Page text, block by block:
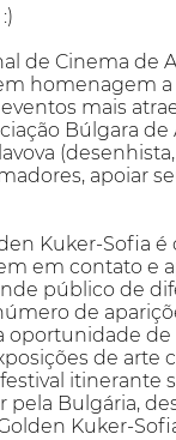
de Cinema de
homenagem
mais
Búlgara
apoiar
Kuker-Sofia
em contato e
público de
de
oportunidade
de arte
itinerante
pela Bulgária,
Kuker-